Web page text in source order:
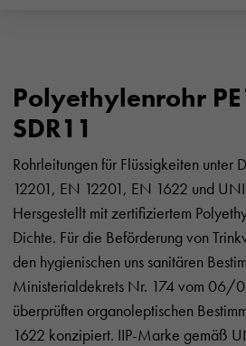
Polyethylenrohr
SDR11
Rohrleitungen für Flüssigkeiten unter
12201, EN 12201, EN 1622 und
Hersgestellt mit zertifiziertem
Dichte. Für die Beförderung von
den hygienischen uns sanitären
Ministerialdekrets Nr. 174 vom
überprüften organoleptischen
1622 konzipiert. IIP-Marke gemäß